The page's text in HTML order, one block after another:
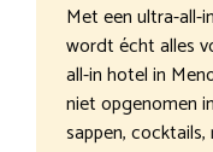
Met een ultra-all-
wordt écht alles
all-in hotel in
niet opgenomen
sappen,